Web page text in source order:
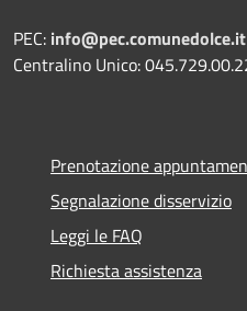
PEC: info@pec.comunedolce.it
Centralino Unico:
Prenotazione
Segnalazione disservizio
Leggi le FAQ
Richiesta assistenza